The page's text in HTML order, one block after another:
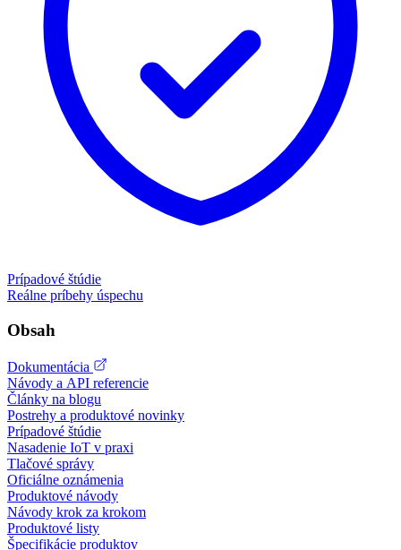
Prípadové štúdie
Reálne príbehy úspechu
Obsah
Dokumentácia
Návody a API referencie
Články na blogu
Postrehy a produktové novinky
Prípadové štúdie
Nasadenie IoT v praxi
Tlačové správy
Oficiálne oznámenia
Produktové návody
Návody krok za krokom
Produktové listy
Špecifikácie produktov